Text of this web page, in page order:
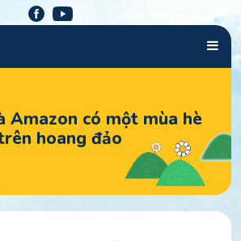
Amazon có một mùa hè
hoang đảo